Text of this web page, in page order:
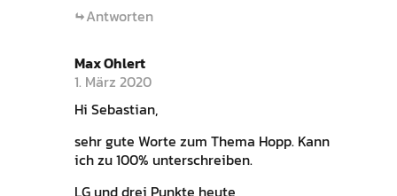
Antworten
Max Ohlert
1. März 2020
Hi Sebastian,
sehr gute Worte zum Thema Hopp. Kann
ich zu 100% unterschreiben.
LG und drei Punkte heute,